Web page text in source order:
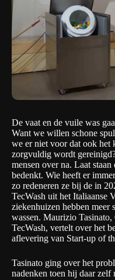
De vaat en de vuile was
Want we willen schone
we er niet voor dat ook het
zorgvuldig wordt
mensen over na. Laat
bedenkt. Wie heeft er
zo redeneren ze bij de in
TecWash uit het Italiaanse
ziekenhuizen hebben meer
wassen. Maurizio
TecWash, vertelt over het
aflevering van Start-up of
Tasinato ging over het
nadenken toen hij daar zelf